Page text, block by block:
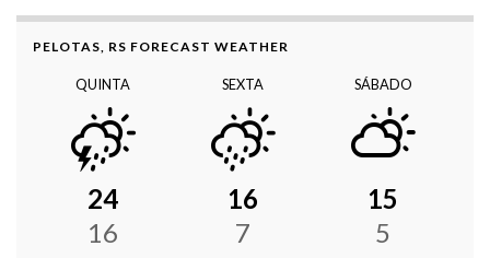
PELOTAS, RS FORECAST WEATHER
QUINTA
24
16
SEXTA
16
7
SÁBADO
15
5